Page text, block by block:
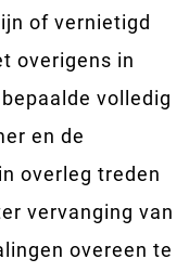
of vernietigd
overigens in
volledig
en de
overleg treden
vervanging van
overeen te